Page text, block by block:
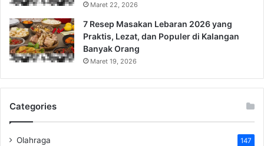
Maret 22, 2026
7 Resep Masakan Lebaran 2026 yang
Praktis, Lezat, dan Populer di Kalangan
Banyak Orang
Maret 19, 2026
Categories
Olahraga 147